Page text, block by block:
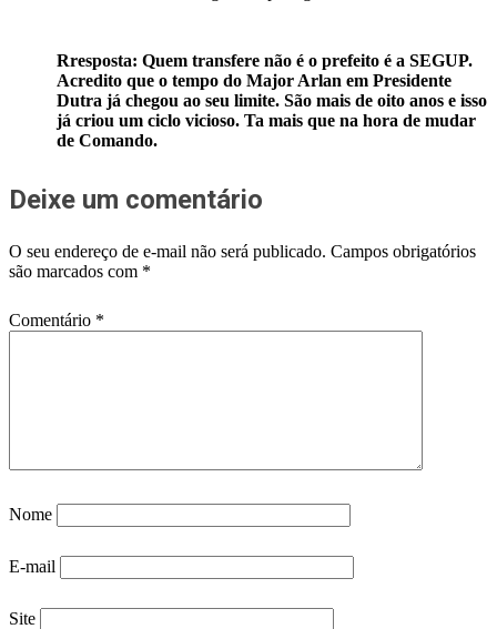
Rresposta: Quem transfere não é o prefeito é a SEGUP.
Acredito que o tempo do Major Arlan em Presidente
Dutra já chegou ao seu limite. São mais de oito anos e isso
já criou um ciclo vicioso. Ta mais que na hora de mudar
de Comando.
Deixe um comentário
O seu endereço de e-mail não será publicado. Campos obrigatórios
são marcados com *
Comentário *
Nome
E-mail
Site